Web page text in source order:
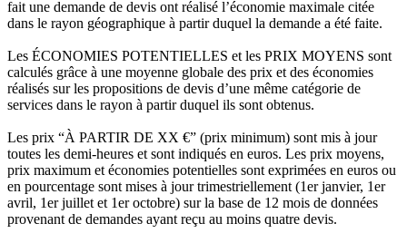
fait une demande de devis ont réalisé l’économie maximale citée
dans le rayon géographique à partir duquel la demande a été faite.
Les ÉCONOMIES POTENTIELLES et les PRIX MOYENS sont
calculés grâce à une moyenne globale des prix et des économies
réalisés sur les propositions de devis d’une même catégorie de
services dans le rayon à partir duquel ils sont obtenus.
Les prix “À PARTIR DE XX €” (prix minimum) sont mis à jour
toutes les demi-heures et sont indiqués en euros. Les prix moyens,
prix maximum et économies potentielles sont exprimées en euros ou
en pourcentage sont mises à jour trimestriellement (1er janvier, 1er
avril, 1er juillet et 1er octobre) sur la base de 12 mois de données
provenant de demandes ayant reçu au moins quatre devis.